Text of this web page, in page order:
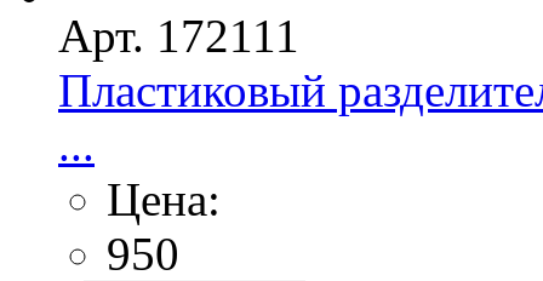
Арт. 172111
Пластиковый
...
Цена:
950